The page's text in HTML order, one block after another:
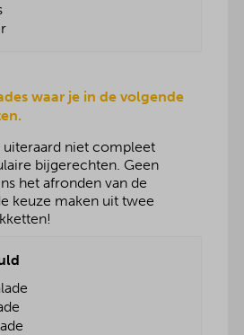
waar je in de volgende
niet compleet
bijgerechten. Geen
het afronden van de
keuze maken uit twee